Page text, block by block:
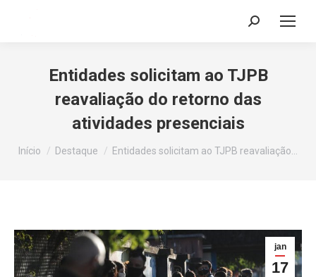
Search:
Entidades solicitam ao TJPB
reavaliação do retorno das
atividades presenciais
Você está aqui:
Início Destaque Entidades solicitam ao TJPB reavaliação…
jan
17